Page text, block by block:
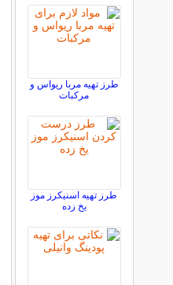
طرز تهیه مربا ریواس و
مرکبات
طرز تهیه اسنیکرز موز
یخ زده